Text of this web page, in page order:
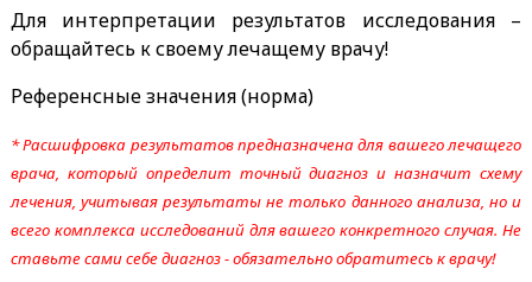
Для интерпретации результатов исследования –
обращайтесь к своему лечащему врачу!
Референсные значения (норма)
* Расшифровка результатов предназначена для вашего лечащего
врача, который определит точный диагноз и назначит схему
лечения, учитывая результаты не только данного анализа, но и
всего комплекса исследований для вашего конкретного случая. Не
ставьте сами себе диагноз - обязательно обратитесь к врачу!